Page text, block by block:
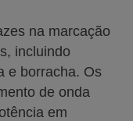
na marcação
incluindo
e borracha. Os
de onda
em